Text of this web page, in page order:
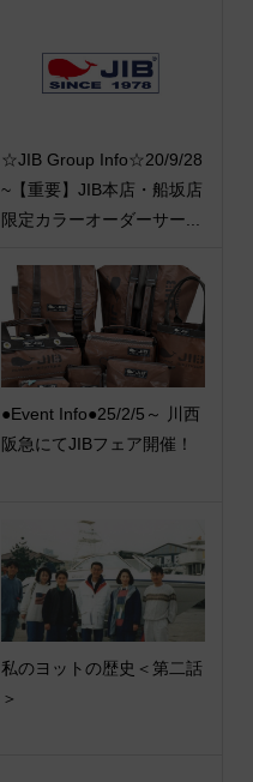
☆JIB Group Info☆20/9/28
~【重要】JIB本店・船坂店
限定カラーオーダーサー...
●Event Info●25/2/5～ 川西
阪急にてJIBフェア開催！
私のヨットの歴史＜第二話
＞